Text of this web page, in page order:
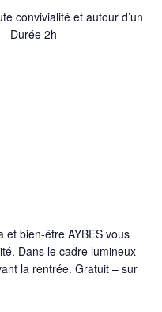
convivialité et autour d’un
Durée 2h
et bien-être AYBES vous
Dans le cadre lumineux
la rentrée. Gratuit – sur